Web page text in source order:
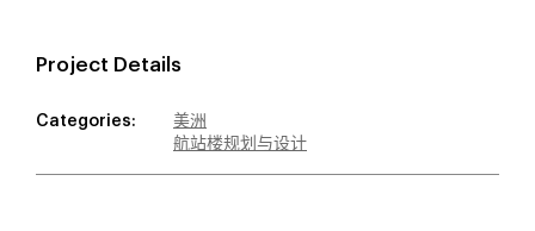
Project Details
Categories:
美洲
航站楼规划与设计